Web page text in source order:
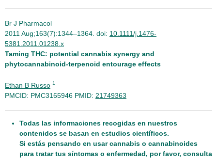
Br J Pharmacol
2011 Aug;163(7):1344–1364. doi: 10.1111/j.1476-
5381.2011.01238.x
Taming THC: potential cannabis synergy and
phytocannabinoid-terpenoid entourage effects
Ethan B Russo 1
PMCID: PMC3165946 PMID: 21749363
Todas las informaciones recogidas en nuestros
contenidos se basan en estudios científicos.
Si estás pensando en usar cannabis o cannabinoides
para tratar tus síntomas o enfermedad, por favor, consulta